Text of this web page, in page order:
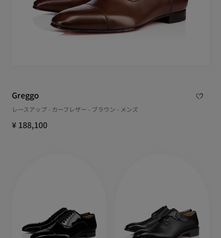
Greggo
レースアップ - カーフレザー - ブラウン - メンズ
¥ 188,100